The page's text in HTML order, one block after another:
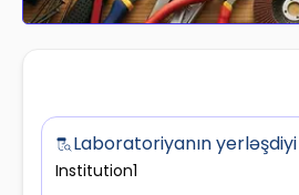
Laboratoriyanın yerləşdiyi
Institution1